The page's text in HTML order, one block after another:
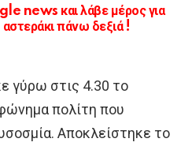
news και λάβε μέρος για
πάνω δεξιά !
γύρω στις 4.30 το
πολίτη που
Αποκλείστηκε το